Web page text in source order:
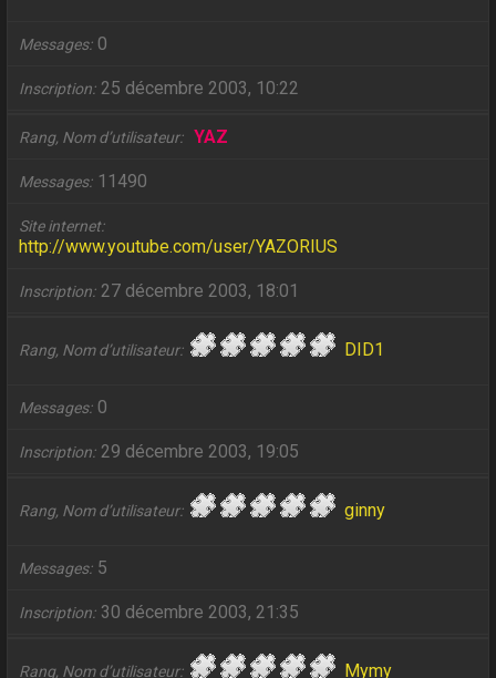
Messages 0
Inscription 25 décembre 2003, 10:22
Rang, Nom d’utilisateur YAZ
Messages 11490
Site internet
http://www.youtube.com/user/YAZORIUS
Inscription 27 décembre 2003, 18:01
Rang, Nom d’utilisateur DID1
Messages 0
Inscription 29 décembre 2003, 19:05
Rang, Nom d’utilisateur ginny
Messages 5
Inscription 30 décembre 2003, 21:35
Rang, Nom d’utilisateur Mymy